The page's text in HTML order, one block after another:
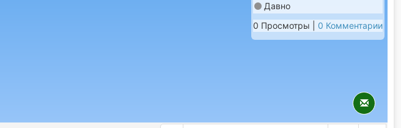
Давно
0 Просмотры | 0 Комментарии